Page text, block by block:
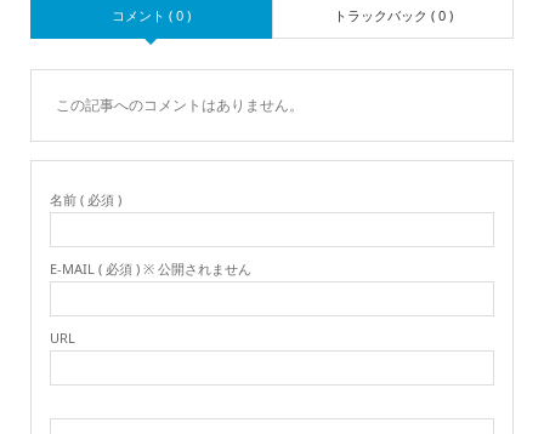
コメント ( 0 ) トラックバック ( 0 )
この記事へのコメントはありません。
名前 ( 必須 )
E-MAIL ( 必須 ) ※ 公開されません
URL